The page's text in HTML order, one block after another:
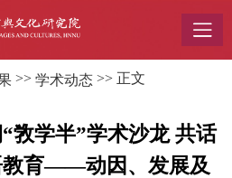
>> 学术动态 >> 正文
敩学半”学术沙龙 共话
教育——动因、发展及